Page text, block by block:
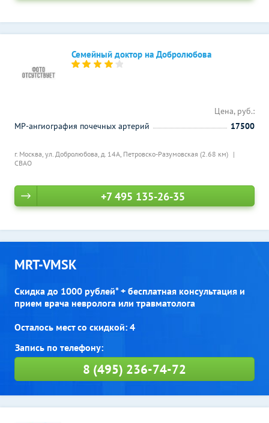
Семейный доктор на Добролюбова
г. Москва, ул. Добролюбова, д. 14А, Петровско-Разумовская (2.68 км)
СВАО
Цена, руб.:
МР-ангиография почечных артерий
17500
+7 495 135-26-35
MRT-VMSK
Скидка до 1000 рублей* + бесплатная консультация и
прием врача невролога или травматолога
Осталось мест со скидкой: 4
8 (495) 236-74-72